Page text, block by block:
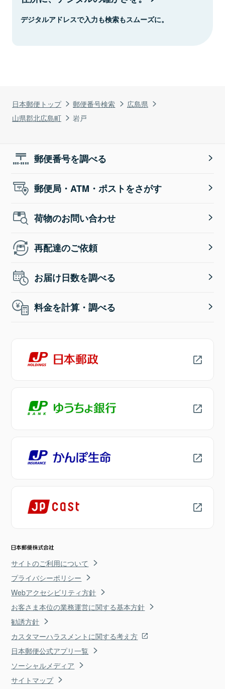
日本郵便トップ 郵便番号検索
広島県
山県郡北広島町
岩戸
デジタルアドレスで入力も検索もスムーズに。
郵便番号を調べる
郵便局・ATM・ポストをさがす
荷物のお問い合わせ
再配達のご依頼
お届け日数を調べる
料金を計算・調べる
サイトのご利用について
プライバシーポリシー
Webアクセシビリティ方針
お客さま本位の業務運営に関する基本方針
勧誘方針
カスタマーハラスメントに関する考え方
日本郵便公式アプリ一覧
ソーシャルメディア
サイトマップ